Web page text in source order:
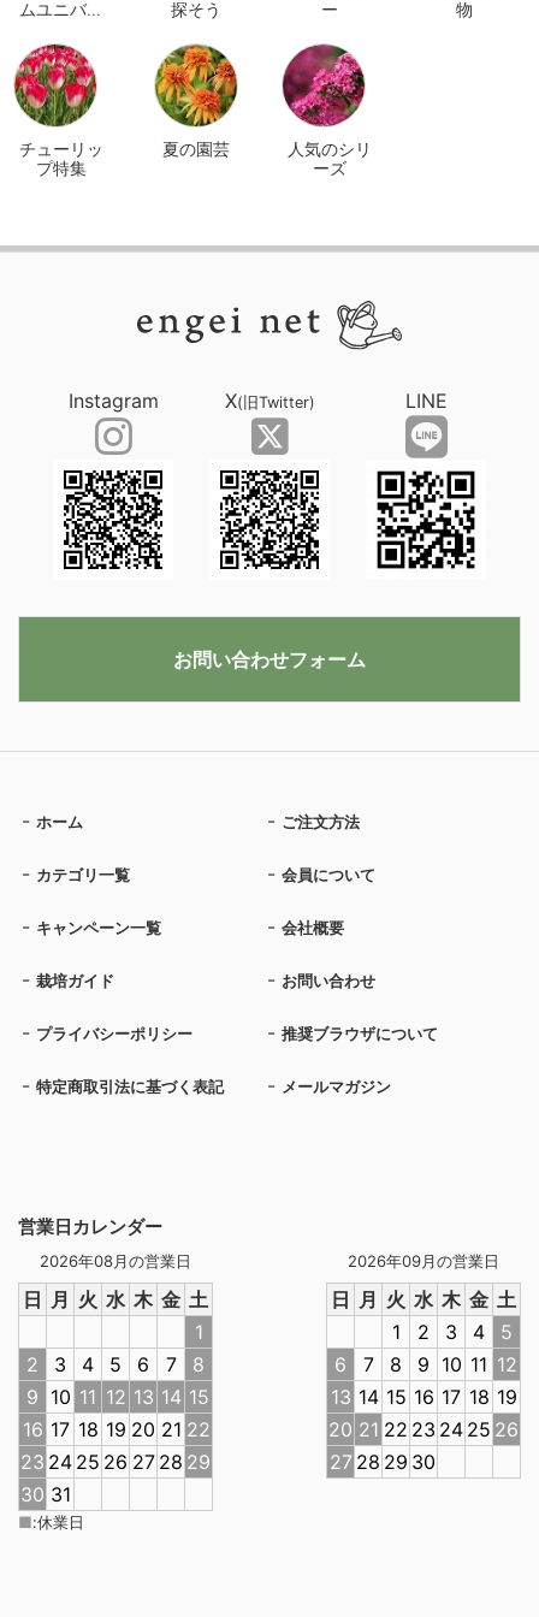
ムユニバー
イン
探そう
ー
物
チューリッ
プ特集
夏の園芸
人気のシリ
ーズ
営業日カレンダー
2026年08月の営業日
日 月 火 水 木 金 土
1
2
3 4 5 6 7
8
9 10 11 12 13 14 15
16 17 18 19 20 21 22
23 24 25 26 27 28 29
30 31
2026年09月の営業日
日 月 火 水 木 金 土
1
2 3 4
5
6
7 8 9 10 11 12
13 14 15 16 17 18 19
20 21 22 23 24 25 26
27 28 29 30
■:休業日
ホーム ご注文方法
カテゴリ一覧 会員について
キャンペーン一覧 会社概要
栽培ガイド お問い合わせ
プライバシーポリシー 推奨ブラウザについて
特定商取引法に基づく表記 メールマガジン
Instagram X(旧Twitter) LINE
お問い合わせフォーム